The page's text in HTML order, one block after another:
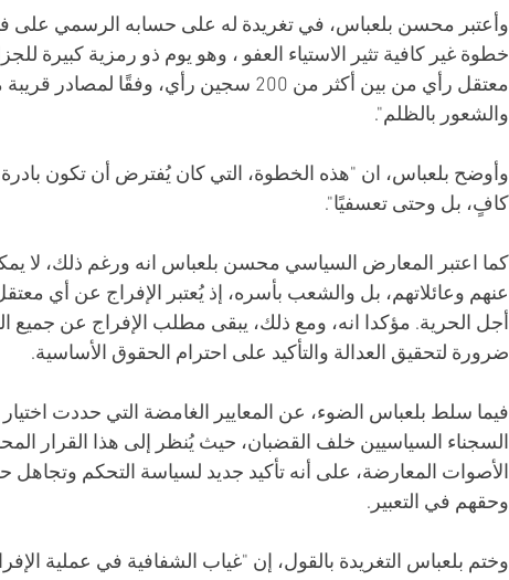
وأعتبر محسن بلعباس، في تغريدة له على حسابه الرسمي على
خطوة غير كافية تثير الاستياء العفو ، وهو يوم ذو رمزية كبيرة
معتقل رأي من بين أكثر من 200 سجين رأي،
والشعور بالظلم".
وأوضح بلعباس، ان "هذه الخطوة، التي كان يُفترض أن تكون
كافٍ، بل وحتى تعسفيًا".
كما اعتبر المعارض السياسي محسن بلعباس انه ورغم ذلك، لا
عنهم وعائلاتهم، بل والشعب بأسره، إذ يُعتبر الإفراج عن أي
أجل الحرية. مؤكدا انه، ومع ذلك، يبقى مطلب الإفراج عن جميع
ضرورة لتحقيق العدالة والتأكيد على احترام الحقوق الأساسية.
فيما سلط بلعباس الضوء، عن المعايير الغامضة التي حددت اختيار
السجناء السياسيين خلف القضبان، حيث يُنظر إلى هذا القرار
الأصوات المعارضة، على أنه تأكيد جديد لسياسة التحكم
وحقهم في التعبير.
وختم بلعباس التغريدة بالقول، إن "غياب الشفافية في عملية